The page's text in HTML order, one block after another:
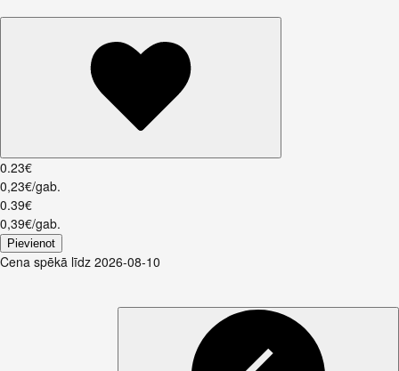
0.23€
0,23€/gab.
0.39€
0,39€/gab.
Pievienot
Cena spēkā līdz 2026-08-10